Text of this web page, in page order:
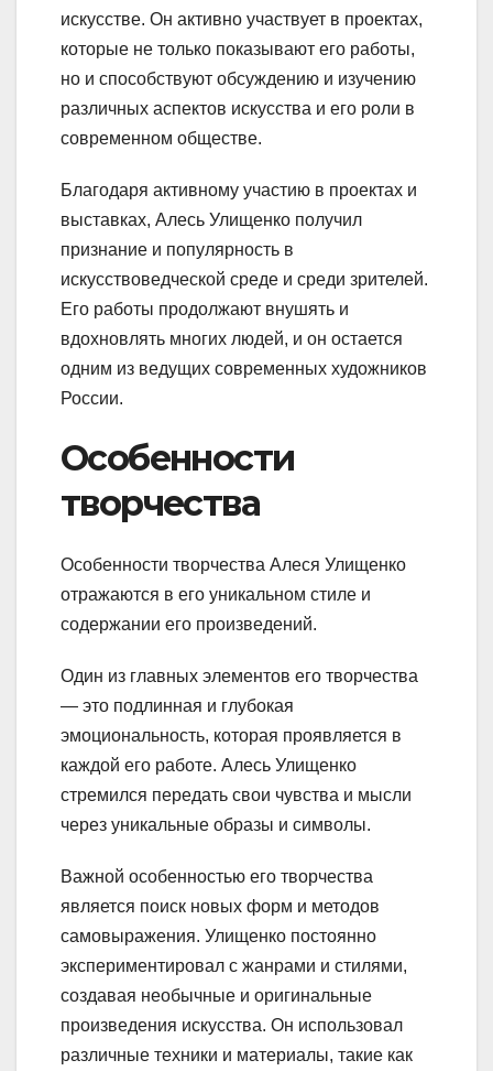
искусстве. Он активно участвует в проектах,
которые не только показывают его работы,
но и способствуют обсуждению и изучению
различных аспектов искусства и его роли в
современном обществе.
Благодаря активному участию в проектах и
выставках, Алесь Улищенко получил
признание и популярность в
искусствоведческой среде и среди зрителей.
Его работы продолжают внушять и
вдохновлять многих людей, и он остается
одним из ведущих современных художников
России.
Особенности
творчества
Особенности творчества Алеся Улищенко
отражаются в его уникальном стиле и
содержании его произведений.
Один из главных элементов его творчества
— это подлинная и глубокая
эмоциональность, которая проявляется в
каждой его работе. Алесь Улищенко
стремился передать свои чувства и мысли
через уникальные образы и символы.
Важной особенностью его творчества
является поиск новых форм и методов
самовыражения. Улищенко постоянно
экспериментировал с жанрами и стилями,
создавая необычные и оригинальные
произведения искусства. Он использовал
различные техники и материалы, такие как